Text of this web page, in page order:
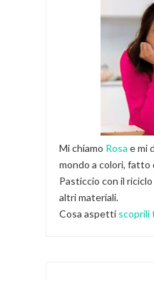
Mi chiamo Rosa e mi
mondo a colori, fatto
Pasticcio con il
altri materiali.
Cosa aspetti